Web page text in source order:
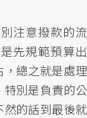
注意撥款的流
先規範預算出
總之就是處理
別是負責的公
的話到最後就